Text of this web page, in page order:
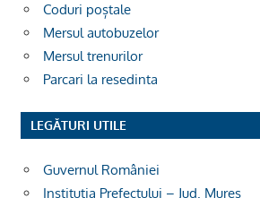
Coduri poștale
Mersul autobuzelor
Mersul trenurilor
Parcari la resedinta
LEGĂTURI UTILE
Guvernul României
Institutia Prefectului – Jud. Mureș